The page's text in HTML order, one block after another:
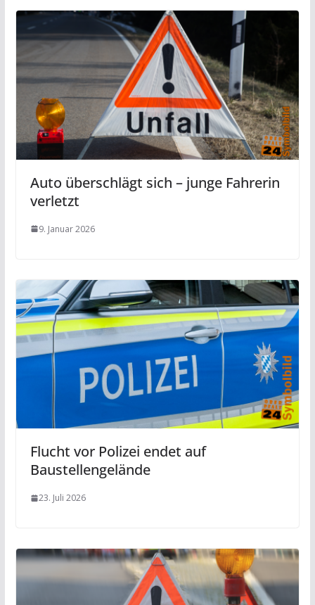
Auto überschlägt sich – junge Fahrerin
verletzt
9. Januar 2026
Flucht vor Polizei endet auf
Baustellengelände
23. Juli 2026